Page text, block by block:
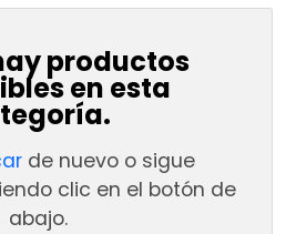
productos
en esta
de nuevo o sigue
clic en el botón de
abajo.